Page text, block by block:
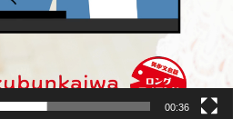
00:36